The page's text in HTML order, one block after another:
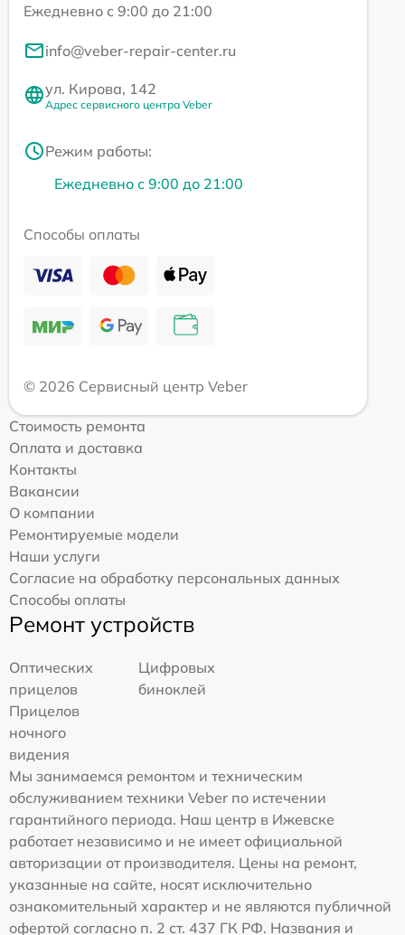
Ежедневно с 9:00 до 21:00
info@veber-repair-center.ru
ул. Кирова, 142
Адрес сервисного центра Veber
Режим работы:
Ежедневно с 9:00 до 21:00
Способы оплаты
© 2026 Сервисный центр Veber
Стоимость ремонта
Оплата и доставка
Контакты
Вакансии
О компании
Ремонтируемые модели
Наши услуги
Согласие на обработку персональных данных
Способы оплаты
Ремонт устройств
Оптических
прицелов
Цифровых
биноклей
Прицелов
ночного
видения
Мы занимаемся ремонтом и техническим
обслуживанием техники Veber по истечении
гарантийного периода. Наш центр в Ижевске
работает независимо и не имеет официальной
авторизации от производителя. Цены на ремонт,
указанные на сайте, носят исключительно
ознакомительный характер и не являются публичной
офертой согласно п. 2 ст. 437 ГК РФ. Названия и